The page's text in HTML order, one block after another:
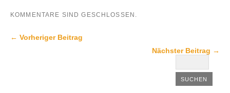
KOMMENTARE SIND GESCHLOSSEN.
← Vorheriger Beitrag
Nächster Beitrag →